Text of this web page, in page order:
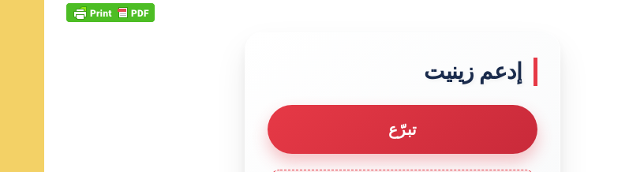
إدعم زينيت
تبرّع